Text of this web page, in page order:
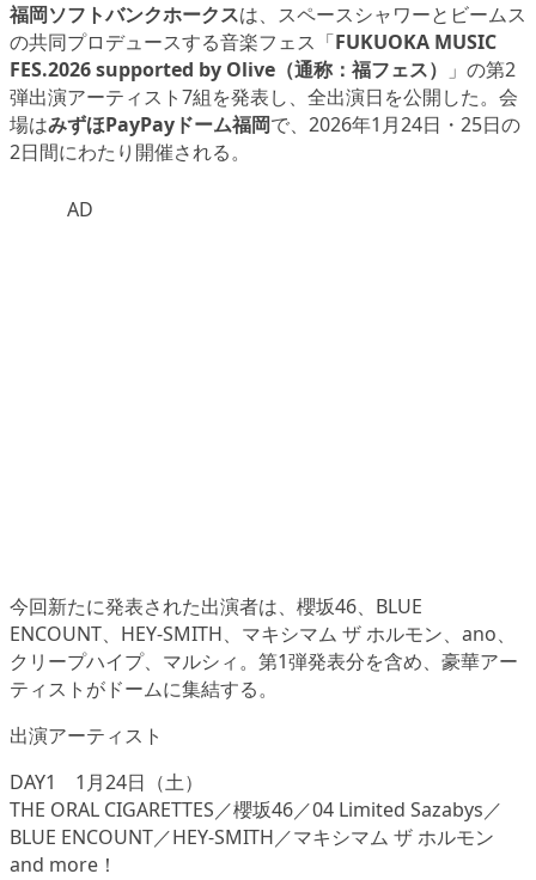
福岡ソフトバンクホークスは、スペースシャワーとビームス
の共同プロデュースする音楽フェス「FUKUOKA MUSIC
FES.2026 supported by Olive（通称：福フェス）
」の第2
弾出演アーティスト7組を発表し、全出演日を公開した。会
場はみずほPayPayドーム福岡で、2026年1月24日・25日の
2日間にわたり開催される。
AD
今回新たに発表された出演者は、櫻坂46、BLUE
ENCOUNT、HEY-SMITH、マキシマム ザ ホルモン、ano、
クリープハイプ、マルシィ。第1弾発表分を含め、豪華アー
ティストがドームに集結する。
出演アーティスト
DAY1 1月24日（土）
THE ORAL CIGARETTES／櫻坂46／04 Limited Sazabys／
BLUE ENCOUNT／HEY-SMITH／マキシマム ザ ホルモン
and more！